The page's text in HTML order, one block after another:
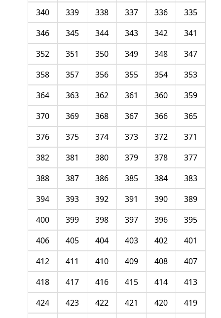
335
336
337
338
339
340
341
342
343
344
345
346
347
348
349
350
351
352
353
354
355
356
357
358
359
360
361
362
363
364
365
366
367
368
369
370
371
372
373
374
375
376
377
378
379
380
381
382
383
384
385
386
387
388
389
390
391
392
393
394
395
396
397
398
399
400
401
402
403
404
405
406
407
408
409
410
411
412
413
414
415
416
417
418
419
420
421
422
423
424